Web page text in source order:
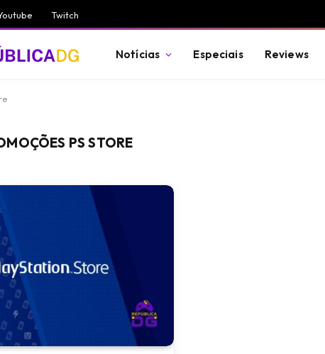
Twitch
Notícias Especiais Reviews
PS STORE